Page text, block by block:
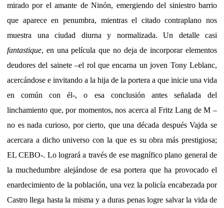
mirado por el amante de Ninón, emergiendo del siniestro barrio
que aparece en penumbra, mientras el citado contraplano nos
muestra una ciudad diurna y normalizada. Un detalle casi
fantastique, en una película que no deja de incorporar elementos
deudores del sainete –el rol que encarna un joven Tony Leblanc,
acercándose e invitando a la hija de la portera a que inicie una vida
en común con él-, o esa conclusión antes señalada del
linchamiento que, por momentos, nos acerca al Fritz Lang de M –
no es nada curioso, por cierto, que una década después Vajda se
acercara a dicho universo con la que es su obra más prestigiosa;
EL CEBO-. Lo logrará a través de ese magnífico plano general de
la muchedumbre alejándose de esa portera que ha provocado el
enardecimiento de la población, una vez la policía encabezada por
Castro llega hasta la misma y a duras penas logre salvar la vida de